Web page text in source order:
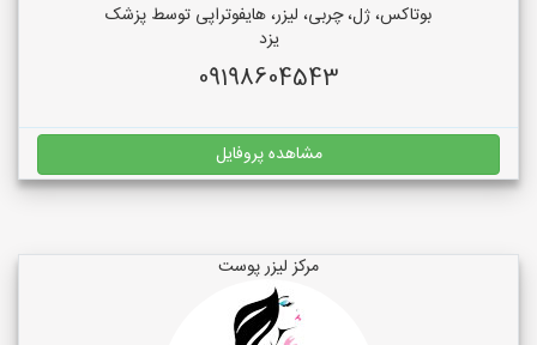
بوتاکس، ژل، چربی، لیزر، هایفوتراپی توسط پزشک
یزد
09198604543
مشاهده پروفایل
مرکز لیزر پوست